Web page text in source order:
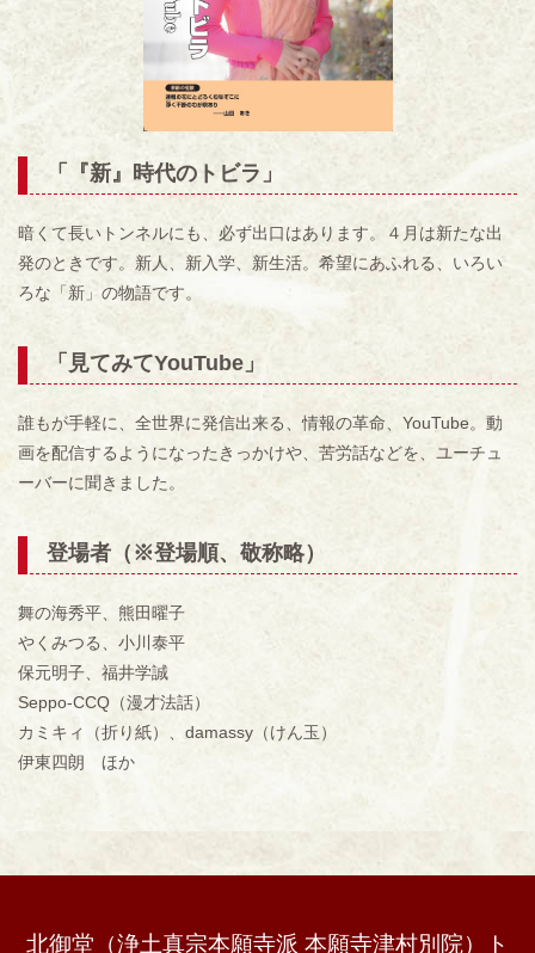
「 『新』時代のトビラ 」
暗くて長いトンネルにも、必ず出口はあります。４月は新たな出
発のときです。新人、新入学、新生活。希望にあふれる、いろい
ろな「新」の物語です。
「見てみてYouTube」
誰もが手軽に、全世界に発信出来る、情報の革命、 YouTube。動
画を配信するようになったきっかけや、苦労話などを、ユーチュ
ーバーに聞きました。
登場者（※登場順、敬称略）
舞の海秀平、熊田曜子
やくみつる、小川泰平
保元明子、福井学誠
Seppo-CCQ（漫才法話）
カミキィ（折り紙）、damassy（けん玉）
伊東四朗 ほか
北御堂（浄土真宗本願寺派 本願寺津村別院）ト